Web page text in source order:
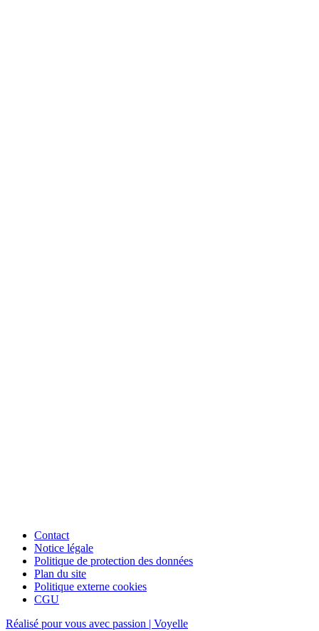
Contact
Notice légale
Politique de protection des données
Plan du site
Politique externe cookies
CGU
Réalisé pour vous avec passion | Voyelle